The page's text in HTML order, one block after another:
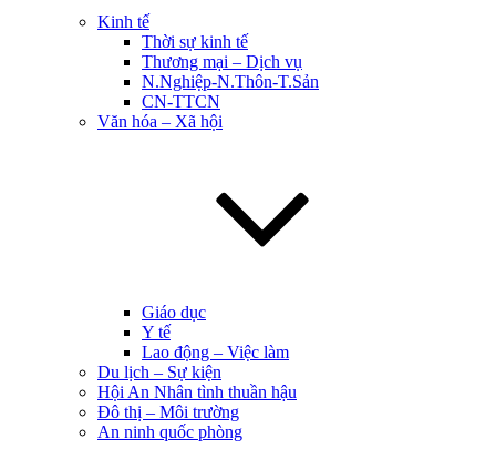
Kinh tế
Thời sự kinh tế
Thương mại – Dịch vụ
N.Nghiệp-N.Thôn-T.Sản
CN-TTCN
Văn hóa – Xã hội
Giáo dục
Y tế
Lao động – Việc làm
Du lịch – Sự kiện
Hội An Nhân tình thuần hậu
Đô thị – Môi trường
An ninh quốc phòng